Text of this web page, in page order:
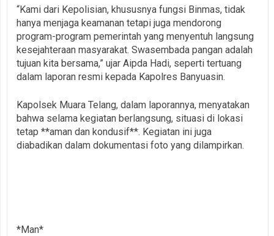
“Kami dari Kepolisian, khususnya fungsi Binmas, tidak
hanya menjaga keamanan tetapi juga mendorong
program-program pemerintah yang menyentuh langsung
kesejahteraan masyarakat. Swasembada pangan adalah
tujuan kita bersama,” ujar Aipda Hadi, seperti tertuang
dalam laporan resmi kepada Kapolres Banyuasin.
Kapolsek Muara Telang, dalam laporannya, menyatakan
bahwa selama kegiatan berlangsung, situasi di lokasi
tetap **aman dan kondusif**. Kegiatan ini juga
diabadikan dalam dokumentasi foto yang dilampirkan.
*Man*